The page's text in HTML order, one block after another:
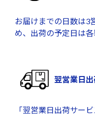
お届けまでの日数は3
め、出荷の予定日は
翌営業日
「翌営業日出荷サー